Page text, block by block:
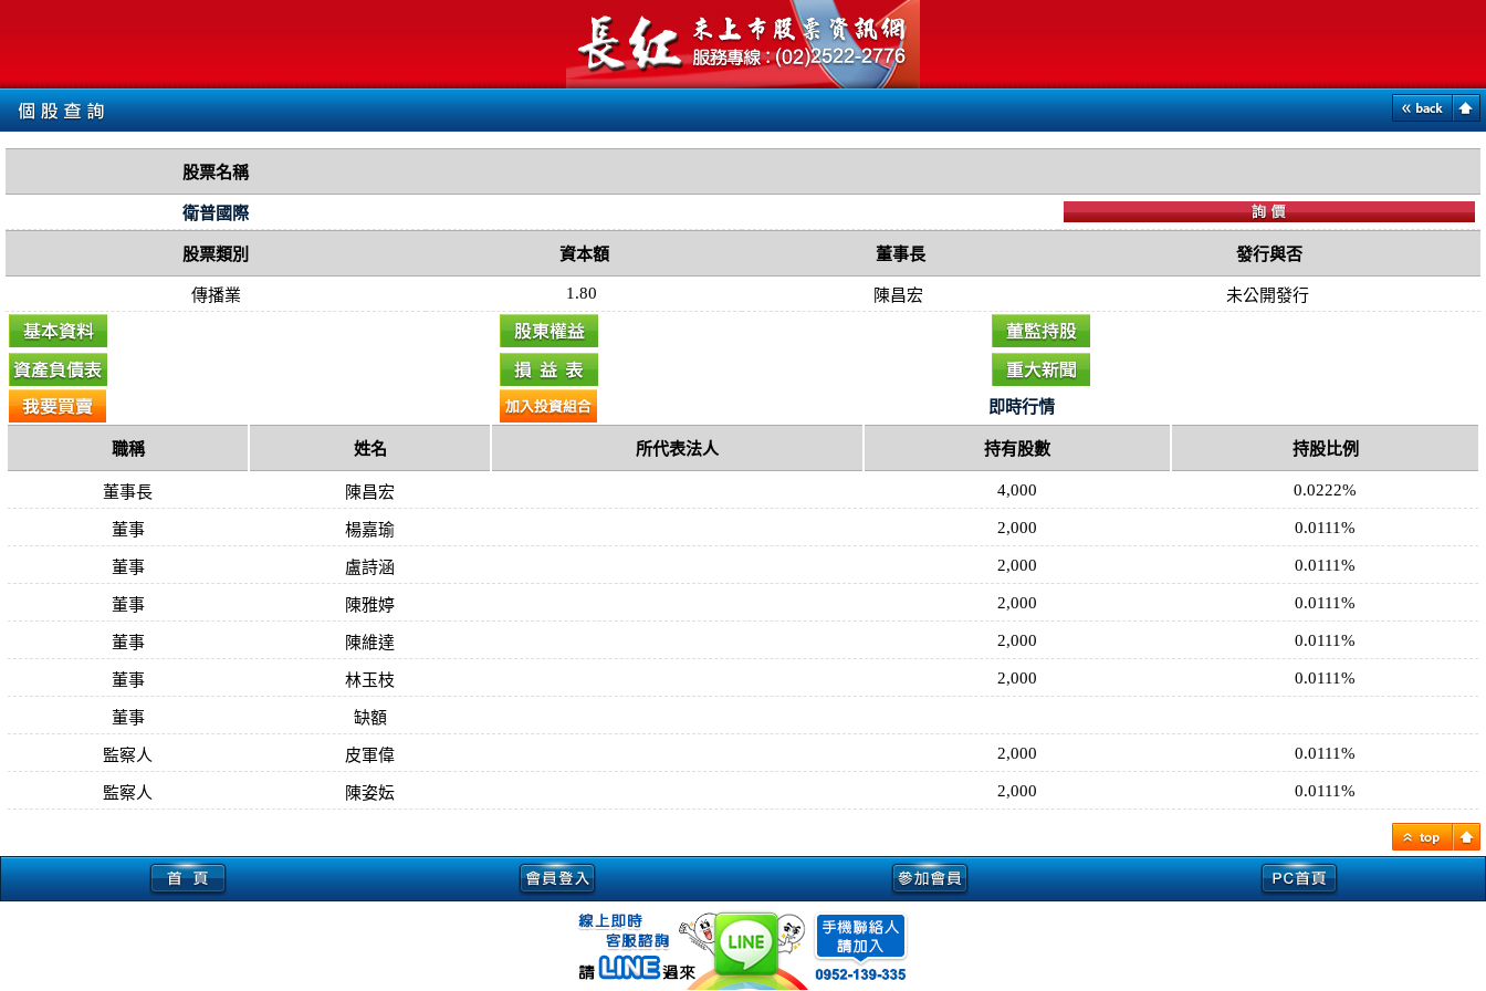
股票名稱
衛普國際
股票類別 資本額 董事長 發行與否
傳播業 1.80 陳昌宏 未公開發行
即時行情
職稱 姓名 所代表法人 持有股數 持股比例
董事長 陳昌宏 4,000 0.0222%
董事 楊嘉瑜 2,000 0.0111%
董事 盧詩涵 2,000 0.0111%
董事 陳雅婷 2,000 0.0111%
董事 陳維達 2,000 0.0111%
董事 林玉枝 2,000 0.0111%
董事 缺額
監察人 皮軍偉 2,000 0.0111%
監察人 陳姿妘 2,000 0.0111%